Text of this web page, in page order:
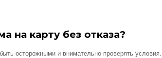
на карту без отказа?
осторожными и внимательно проверять условия.